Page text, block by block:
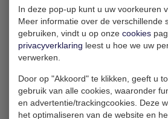
RAL 7035 RAL 6007
In deze pop-up kunt u uw voorkeuren
Meer informatie over de verschillende
gebruiken, vindt u op onze cookies
privacyverklaring leest u hoe we uw
verwerken.
Door op "Akkoord" te klikken, geeft u
gebruik van alle cookies, waaronder
en advertentie/trackingcookies. Deze
het optimaliseren van de website en